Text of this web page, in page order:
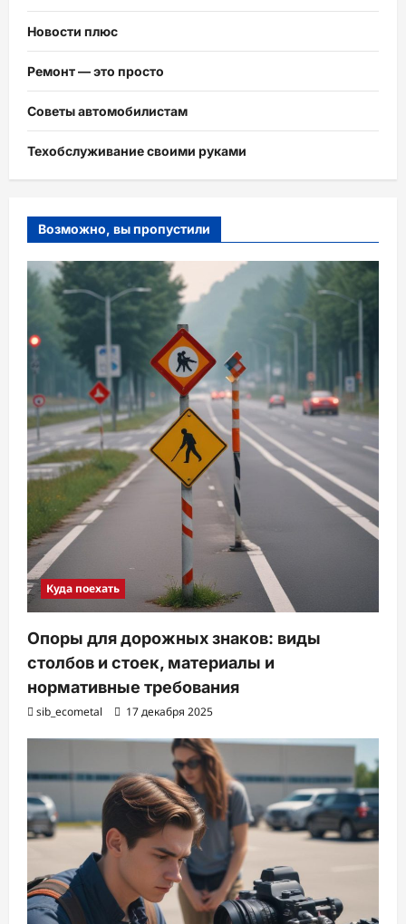
Новости плюс
Ремонт — это просто
Советы автомобилистам
Техобслуживание своими руками
Возможно, вы пропустили
Куда поехать
Опоры для дорожных знаков: виды
столбов и стоек, материалы и
нормативные требования
sib_ecometal 17 декабря 2025